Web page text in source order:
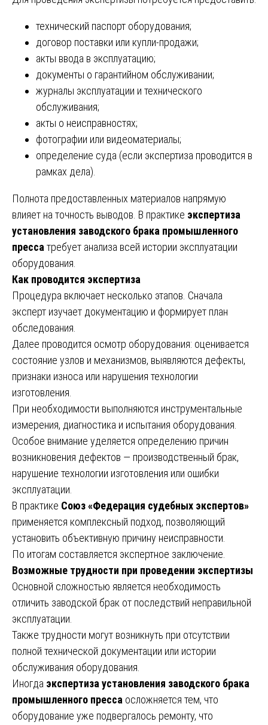
технический паспорт оборудования;
договор поставки или купли-продажи;
акты ввода в эксплуатацию;
документы о гарантийном обслуживании;
журналы эксплуатации и технического
обслуживания;
акты о неисправностях;
фотографии или видеоматериалы;
определение суда (если экспертиза проводится в
рамках дела).
Полнота предоставленных материалов напрямую
влияет на точность выводов. В практике экспертиза
установления заводского брака промышленного
пресса требует анализа всей истории эксплуатации
оборудования.
Как проводится экспертиза
Процедура включает несколько этапов. Сначала
эксперт изучает документацию и формирует план
обследования.
Далее проводится осмотр оборудования: оценивается
состояние узлов и механизмов, выявляются дефекты,
признаки износа или нарушения технологии
изготовления.
При необходимости выполняются инструментальные
измерения, диагностика и испытания оборудования.
Особое внимание уделяется определению причин
возникновения дефектов — производственный брак,
нарушение технологии изготовления или ошибки
эксплуатации.
В практике Союз «Федерация судебных экспертов»
применяется комплексный подход, позволяющий
установить объективную причину неисправности.
По итогам составляется экспертное заключение.
Возможные трудности при проведении экспертизы
Основной сложностью является необходимость
отличить заводской брак от последствий неправильной
эксплуатации.
Также трудности могут возникнуть при отсутствии
полной технической документации или истории
обслуживания оборудования.
Иногда экспертиза установления заводского брака
промышленного пресса осложняется тем, что
оборудование уже подвергалось ремонту, что